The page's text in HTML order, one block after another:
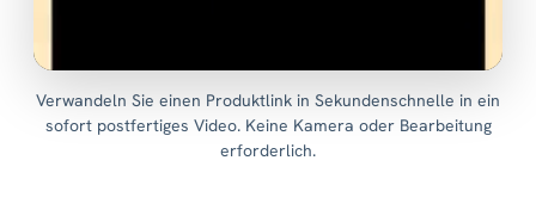
Verwandeln Sie einen Produktlink in Sekundenschnelle in ein
sofort postfertiges Video. Keine Kamera oder Bearbeitung
erforderlich.